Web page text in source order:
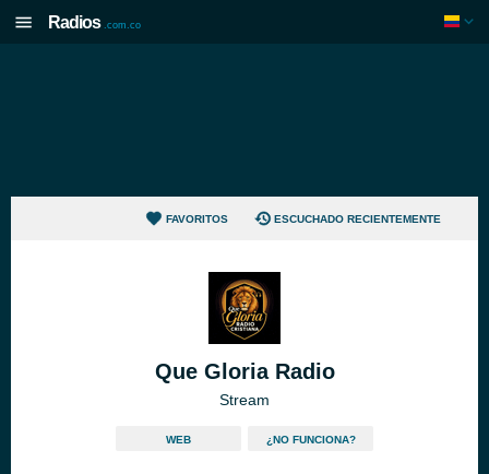
Radios .com.co
FAVORITOS ESCUCHADO RECIENTEMENTE
Que Gloria Radio
Stream
WEB ¿NO FUNCIONA?